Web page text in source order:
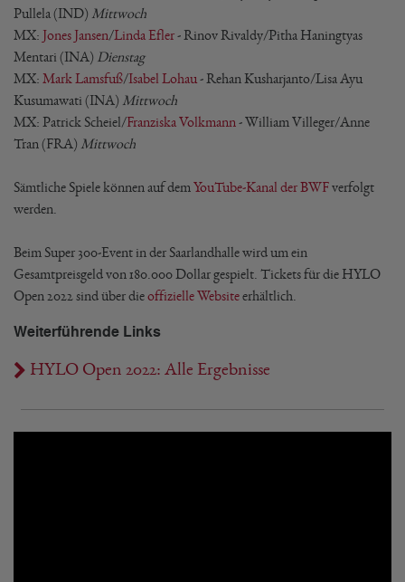
Pullela (IND) Mittwoch
MX: Jones Jansen/Linda Efler- Rinov Rivaldy/Pitha Haningtyas
Mentari (INA) Dienstag
MX: Mark Lamsfuß/Isabel Lohau - Rehan Kusharjanto/Lisa Ayu
Kusumawati (INA) Mittwoch
MX: Patrick Scheiel/Franziska Volkmann - William Villeger/Anne
Tran (FRA) Mittwoch
Sämtliche Spiele können auf dem YouTube-Kanal der BWFverfolgt
werden.
Beim Super 300-Event in der Saarlandhalle wird um ein
Gesamtpreisgeld von 180.000 Dollar gespielt. Tickets für die HYLO
Open 2022 sind über dieoffizielle Websiteerhältlich.
Weiterführende Links
HYLO Open 2022: Alle Ergebnisse